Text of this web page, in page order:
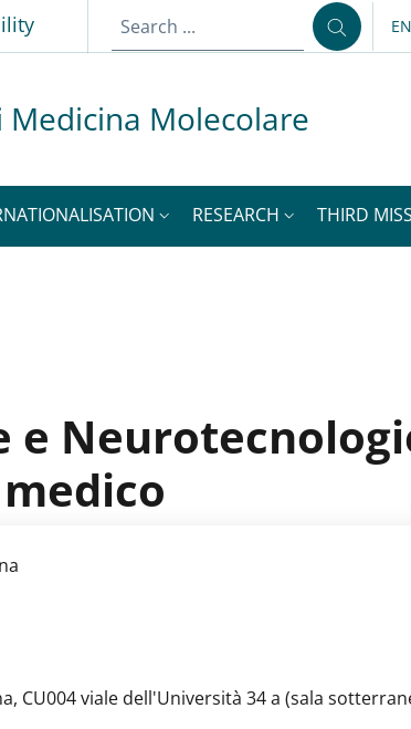
EN
Molecolare
RESEARCH THIRD
CU004 viale dell'Università 34 a (sala